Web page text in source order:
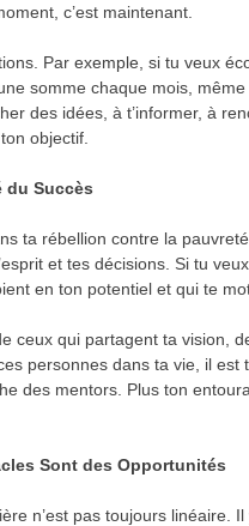
c’est maintenant.
Par exemple, si tu veux
somme chaque mois,
des idées, à t’informer, à
objectif.
du Succès
ta rébellion contre la
et tes décisions. Si tu
en ton potentiel et qui te
ceux qui partagent ta vision,
personnes dans ta vie, il
des mentors. Plus ton
Sont des Opportunités
n’est pas toujours linéaire.